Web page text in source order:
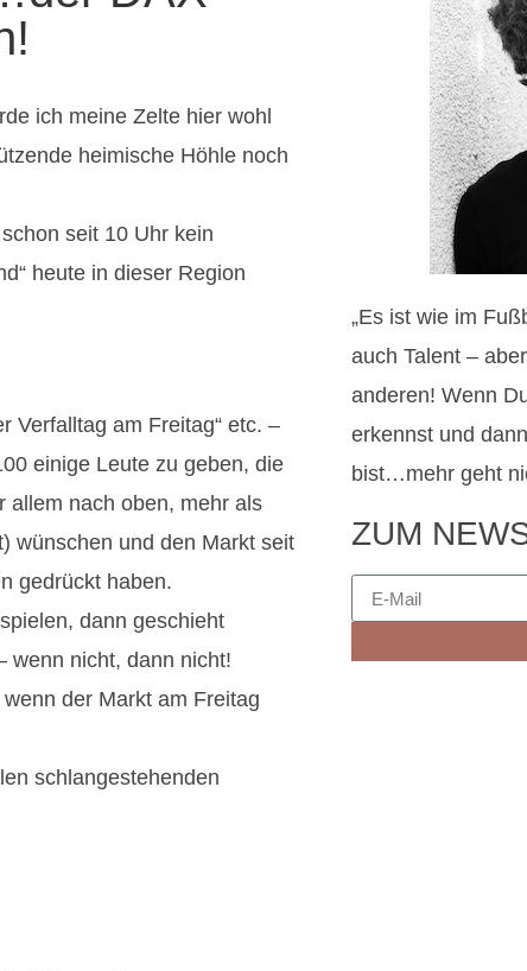
ich meine Zelte hier wohl
heimische Höhle noch
seit 10 Uhr kein
heute in dieser Region
Verfalltag am Freitag“ etc. –
einige Leute zu geben, die
allem nach oben, mehr als
wünschen und den Markt seit
gedrückt haben.
dann geschieht
wenn nicht, dann nicht!
der Markt am Freitag
schlangestehenden
„Es ist wie im
auch Talent –
anderen! Wenn
erkennst und
bist…mehr geht
ZUM